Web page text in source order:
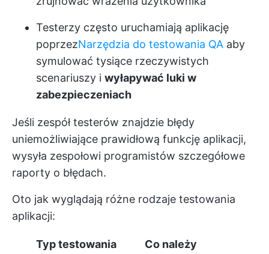
Testerzy często uruchamiają aplikację
poprzezNarzędzia do testowania QA aby
symulować tysiące rzeczywistych
scenariuszy i wyłapywać luki w
zabezpieczeniach
Jeśli zespół testerów znajdzie błędy
uniemożliwiające prawidłową funkcję aplikacji,
wysyła zespołowi programistów szczegółowe
raporty o błędach.
Oto jak wyglądają różne rodzaje testowania
aplikacji:
Typ testowania
Co należy